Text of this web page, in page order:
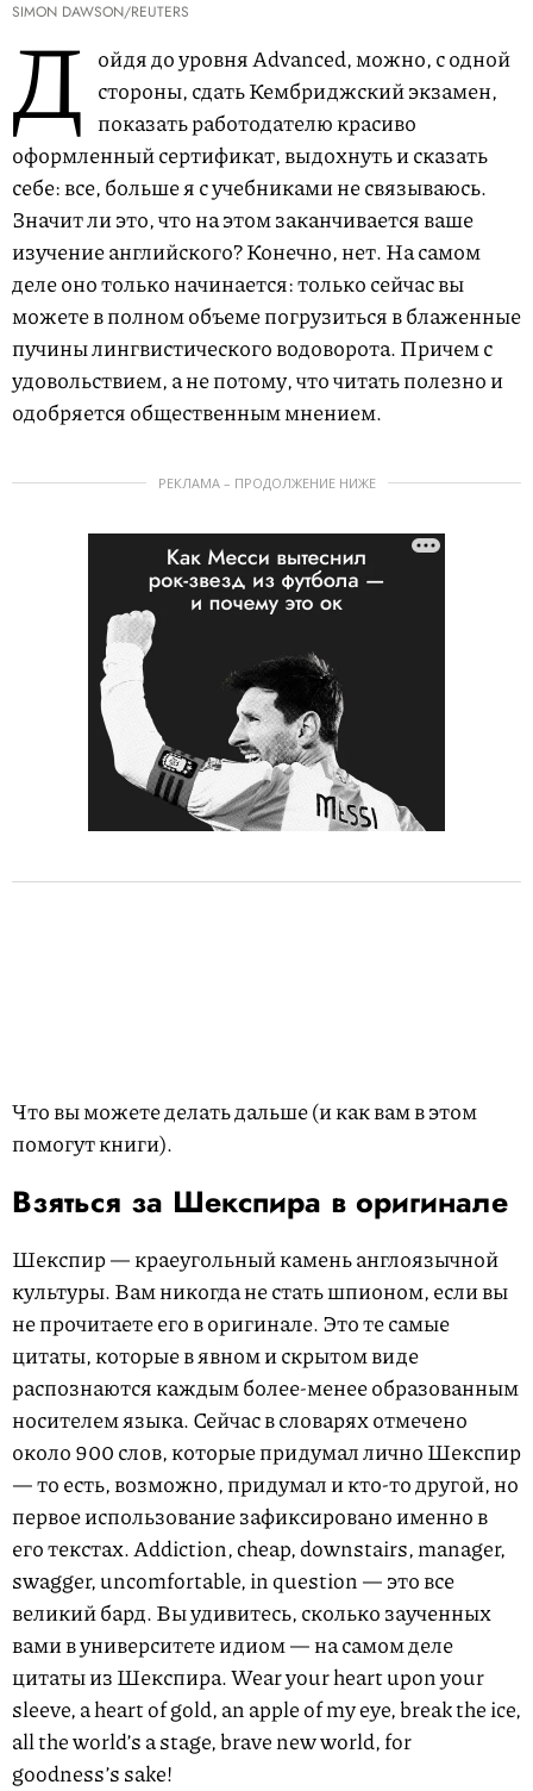
SIMON DAWSON/REUTERS
Д ойдя до уровня Advanced, можно, с одной
стороны, сдать Кембриджский экзамен,
показать работодателю красиво
оформленный сертификат, выдохнуть и сказать
себе: все, больше я с учебниками не связываюсь.
Значит ли это, что на этом заканчивается ваше
изучение английского? Конечно, нет. На самом
деле оно только начинается: только сейчас вы
можете в полном объеме погрузиться в блаженные
пучины лингвистического водоворота. Причем с
удовольствием, а не потому, что читать полезно и
одобряется общественным мнением.
РЕКЛАМА – ПРОДОЛЖЕНИЕ НИЖЕ
Что вы можете делать дальше (и как вам в этом
помогут книги).
Взяться за Шекспира в оригинале
Шекспир — краеугольный камень англоязычной
культуры. Вам никогда не стать шпионом, если вы
не прочитаете его в оригинале. Это те самые
цитаты, которые в явном и скрытом виде
распознаются каждым более-менее образованным
носителем языка. Сейчас в словарях отмечено
около 900 слов, которые придумал лично Шекспир
— то есть, возможно, придумал и кто-то другой, но
первое использование зафиксировано именно в
его текстах. Addiction, cheap, downstairs, manager,
swagger, uncomfortable, in question — это все
великий бард. Вы удивитесь, сколько заученных
вами в университете идиом — на самом деле
цитаты из Шекспира. Wear your heart upon your
sleeve, a heart of gold, an apple of my eye, break the ice,
all the world’s a stage, brave new world, for
goodness’s sake!